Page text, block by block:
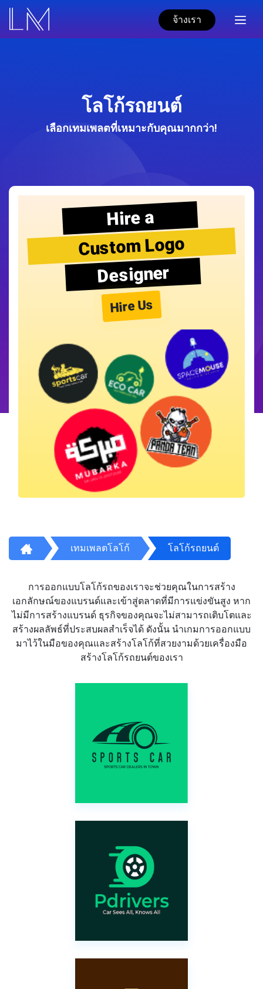
จ้างเรา
โลโก้รถยนต์
เลือกเทมเพลตที่เหมาะกับคุณมากกว่า!
Hire a
Custom Logo
Designer
Hire Us
เทมเพลตโลโก้ โลโก้รถยนต์
การออกแบบโลโก้รถของเราจะช่วยคุณในการสร้าง
เอกลักษณ์ของแบรนด์และเข้าสู่ตลาดที่มีการแข่งขันสูง หาก
ไม่มีการสร้างแบรนด์ ธุรกิจของคุณจะไม่สามารถเติบโตและ
สร้างผลลัพธ์ที่ประสบผลสำเร็จได้ ดังนั้น นำเกมการออกแบบ
มาไว้ในมือของคุณและสร้างโลโก้ที่สวยงามด้วยเครื่องมือ
สร้างโลโก้รถยนต์ของเรา